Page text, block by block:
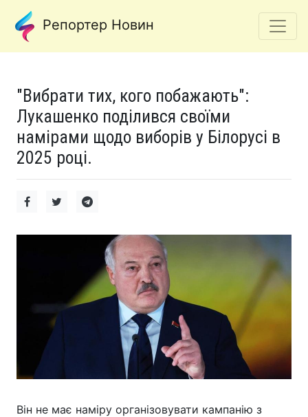
Репортер Новин
"Вибрати тих, кого побажають":
Лукашенко поділився своїми
намірами щодо виборів у Білорусі в
2025 році.
Він не має наміру організовувати кампанію з